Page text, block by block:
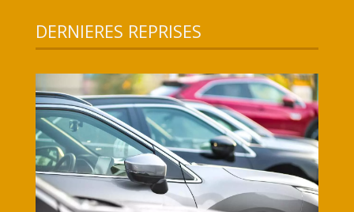
DERNIERES REPRISES